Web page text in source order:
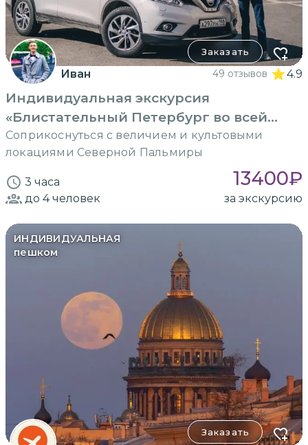
Заказать
Иван 49 отзывов 4.9
Индивидуальная экскурсия
«Блистательный Петербург во всей
красе»
Соприкоснуться с величием и культовыми
локациями Северной Пальмиры
3 часа 13400₽
до 4человек за экскурсию
ИНДИВИДУАЛЬНАЯ
пешком
Заказать